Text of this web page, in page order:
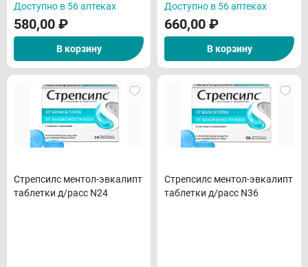
Доступно в 56 аптеках
580,00 ₽
В корзину
Доступно в 56 аптеках
660,00 ₽
В корзину
Стрепсилс ментол-эвкалипт
таблетки д/расс N24
Стрепсилс ментол-эвкалипт
таблетки д/расс N36